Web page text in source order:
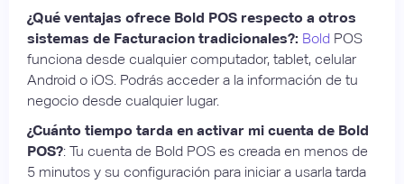
¿Qué ventajas ofrece Bold POS respecto a otros
sistemas de Facturacion tradicionales?: Bold POS
funciona desde cualquier computador, tablet, celular
Android o iOS. Podrás acceder a la información de tu
negocio desde cualquier lugar.
¿Cuánto tiempo tarda en activar mi cuenta de Bold
POS?: Tu cuenta de Bold POS es creada en menos de
5 minutos y su configuración para iniciar a usarla tarda